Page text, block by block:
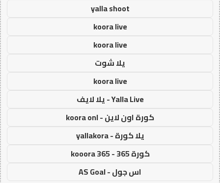
yalla shoot
koora live
koora live
يلا شوت
koora live
Yalla Live - يلا لايف
كورة اون لاين - koora onl
يلا كورة - yallakora
كورة 365 - kooora 365
اس جول - AS Goal